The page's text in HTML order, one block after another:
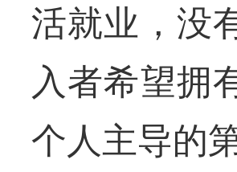
活就业，没
入者希望拥
个人主导的